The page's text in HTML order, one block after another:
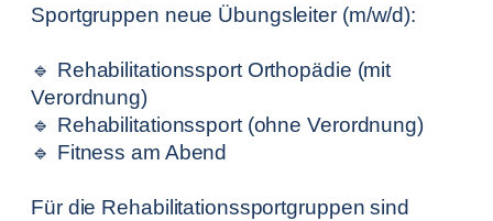
Sportgruppen neue Übungsleiter (m/w/d):
🔹 Rehabilitationssport Orthopädie (mit
Verordnung)
🔹 Rehabilitationssport (ohne Verordnung)
🔹 Fitness am Abend
Für die Rehabilitationssportgruppen sind